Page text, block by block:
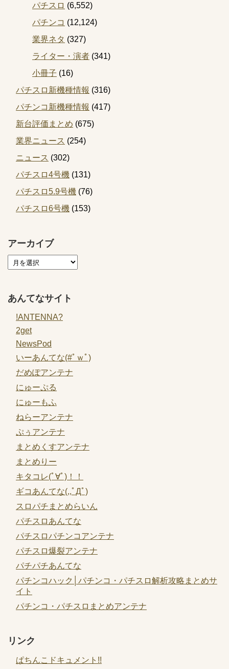
パチスロ (6,552)
パチンコ (12,124)
業界ネタ (327)
ライター・演者 (341)
小冊子 (16)
パチスロ新機種情報 (316)
パチンコ新機種情報 (417)
新台評価まとめ (675)
業界ニュース (254)
ニュース (302)
パチスロ4号機 (131)
パチスロ5.9号機 (76)
パチスロ6号機 (153)
アーカイブ
あんてなサイト
!ANTENNA?
2get
NewsPod
いーあんてな(#ﾟｗﾟ)
だめぽアンテナ
にゅーぷる
にゅーもふ
ねらーアンテナ
ぷぅアンテナ
まとめくすアンテナ
まとめりー
キタコレ(ﾟ∀ﾟ)！！
ギコあんてな(,,ﾟДﾟ)
スロパチまとめらいん
パチスロあんてな
パチスロパチンコアンテナ
パチスロ爆裂アンテナ
パチパチあんてな
パチンコハック│パチンコ・パチスロ解析攻略まとめサ
イト
パチンコ・パチスロまとめアンテナ
リンク
ぱちんこドキュメント!!